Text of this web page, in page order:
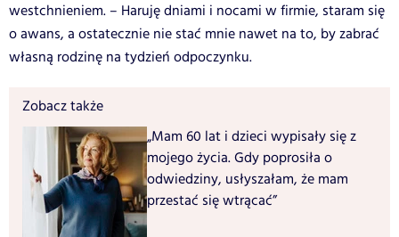
westchnieniem. – Haruję dniami i nocami w firmie, staram się
o awans, a ostatecznie nie stać mnie nawet na to, by zabrać
własną rodzinę na tydzień odpoczynku.
Zobacz także
„Mam 60 lat i dzieci wypisały się z
mojego życia. Gdy poprosiła o
odwiedziny, usłyszałam, że mam
przestać się wtrącać”